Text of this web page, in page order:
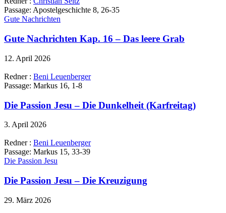
Passage: Apostelgeschichte 8, 26-35
Gute Nachrichten
Gute Nachrichten Kap. 16 – Das leere Grab
12. April 2026
Redner : Beni Leuenberger
Passage: Markus 16, 1-8
Die Passion Jesu – Die Dunkelheit (Karfreitag)
3. April 2026
Redner : Beni Leuenberger
Passage: Markus 15, 33-39
Die Passion Jesu
Die Passion Jesu – Die Kreuzigung
29. März 2026